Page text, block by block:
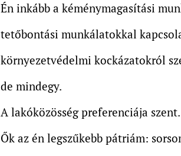
Én inkább a kéménymagasítási
tetőbontási munkálatokkal
környezetvédelmi kockázatokról
de mindegy.
A lakóközösség preferenciája szent.
Ők az én legszűkebb pátriám: